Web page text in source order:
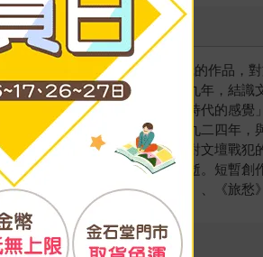
開始閱讀夏目漱石、志賀直哉的作品，
期缺課遭註銷學籍。一九一九年，結
於該刊發表評論，主張「新時代的感
川端並列新人作家雙璧。一九二四年
主義者，至日本戰敗，國內對文壇戰犯
年因胃潰瘍併發腹膜炎而病逝。短暫
神。留有《機械》、《上海》、《旅愁